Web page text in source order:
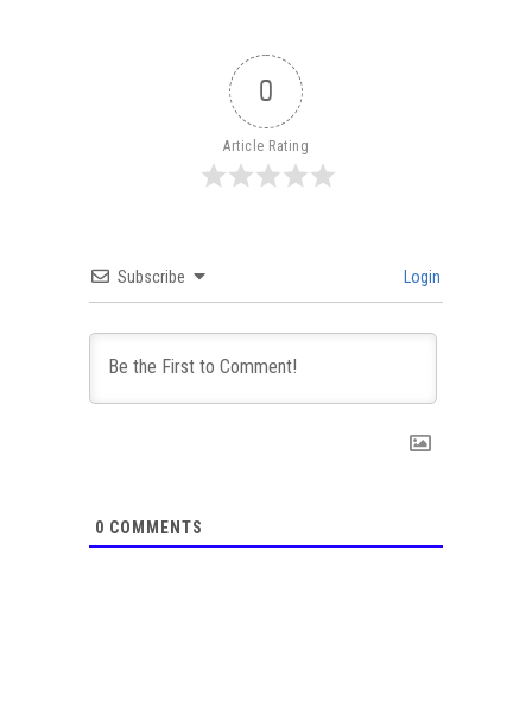
0
Article Rating
Subscribe Login
0 COMMENTS